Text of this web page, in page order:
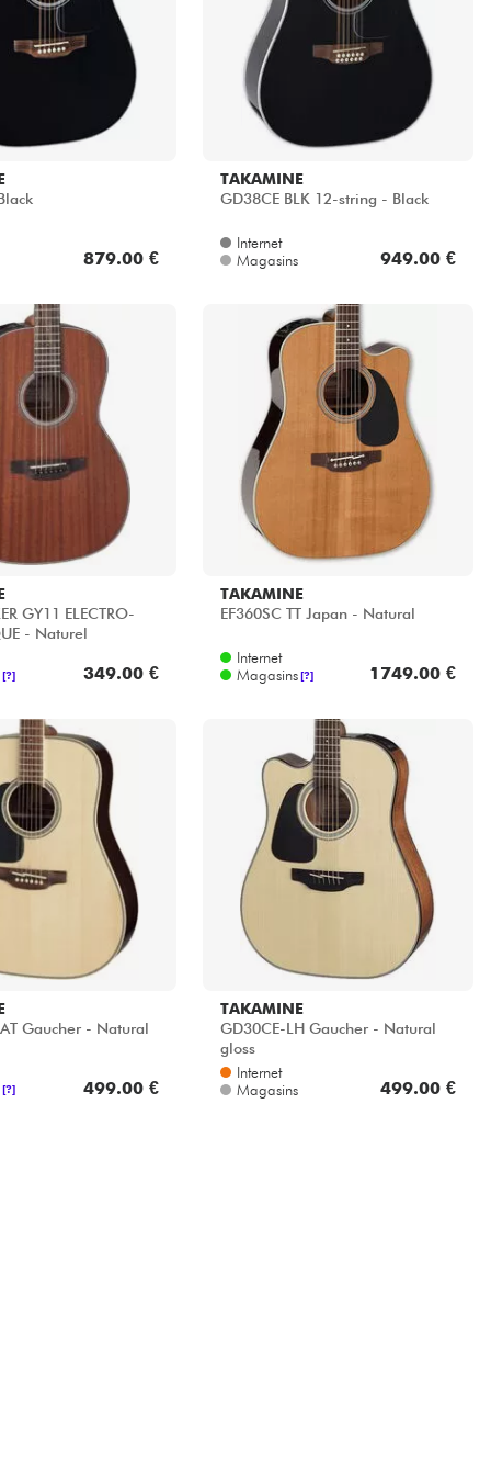
879.00 €
TAKAMINE
GD38CE BLK 12-string - Black
Internet
Magasins
949.00 €
GY11 ELECTRO-
- Naturel
[?] 349.00 €
TAKAMINE
EF360SC TT Japan - Natural
Internet
Magasins [?] 1749.00 €
Gaucher - Natural
[?] 499.00 €
TAKAMINE
GD30CE-LH Gaucher - Natural
gloss
Internet
Magasins
499.00 €